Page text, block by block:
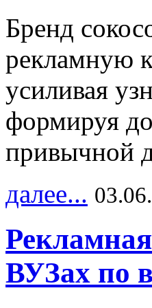
Бренд
рекламную
усиливая
формируя
привычной
далее...
ВУЗах по